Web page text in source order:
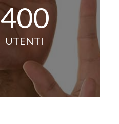
400
UTENTI